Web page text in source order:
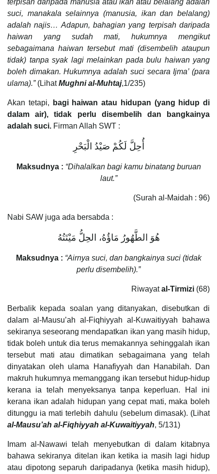
suci, manakala selainnya (manusia, ikan dan belalang)
adalah najis… Adapun, bahagian yang terpisah daripada
haiwan yang sudah mati, hukumnya mengikut
sebagaimana haiwan tersebut mati (disembelih ataupun
tidak) tanpa syak lagi melainkan pada bulu haiwan yang
boleh dimakan. Hukumnya adalah suci secara Ijma’ (para
ulama).”(LihatMughni al-Muhtaj,1/235)
Akan tetapi,
bagi haiwan atau hidupan (yang hidup di
dalam air), tidak perlu disembelih dan bangkainya
adalah suci. Firman Allah SWT :
أُحِلَّ لَكُمْ صَيْدُ الْبَحْرِ
Maksudnya : “Dihalalkan bagi kamu binatang buruan
laut.”
(Surah al-Maidah : 96)
Nabi SAW juga ada bersabda :
هُوَ الطَّهُورُ مَاؤُهُ، الحِلُّ مَيْتَتُهُ
Maksudnya : “Airnya suci, dan bangkainya suci (tidak
perlu disembelih).”
Riwayatal-Tirmizi (68)
Berbalik kepada soalan yang ditanyakan, disebutkan di
dalam al-Mausu’ah al-Fiqhiyyah al-Kuwaitiyyah bahawa
sekiranya seseorang mendapatkan ikan yang masih hidup,
tidak boleh untuk dia terus memakannya sehinggalah ikan
tersebut mati atau dimatikan sebagaimana yang telah
dinyatakan oleh ulama Hanafiyyah dan Hanabilah. Dan
makruh hukumnya memanggang ikan tersebut hidup-hidup
kerana ia telah menyeksanya tanpa keperluan. Hal ini
kerana ikan adalah hidupan yang cepat mati, maka boleh
ditunggu ia mati terlebih dahulu (sebelum dimasak). (Lihat
al-Mausu’ah al-Fiqhiyyah al-Kuwaitiyyah, 5/131)
Imam al-Nawawi telah menyebutkan di dalam kitabnya
bahawa sekiranya ditelan ikan ketika ia masih lagi hidup
atau dipotong separuh daripadanya (ketika masih hidup),